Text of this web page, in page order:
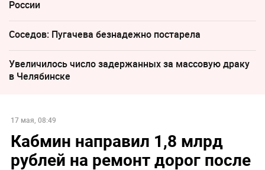
России
Соседов: Пугачева безнадежно постарела
Увеличилось число задержанных за массовую драку
в Челябинске
17 мая, 08:49
Кабмин направил 1,8 млрд
рублей на ремонт дорог после